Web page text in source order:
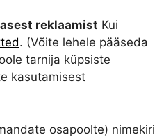
reklaamist Kui
. (Võite lehele pääseda
tarnija küpsiste
kasutamisest
osapoolte) nimekiri